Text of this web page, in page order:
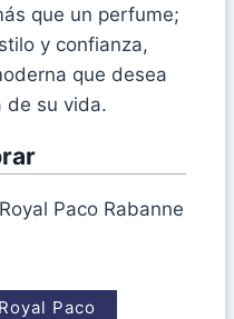
que un perfume;
y confianza,
que desea
de su vida.
Paco